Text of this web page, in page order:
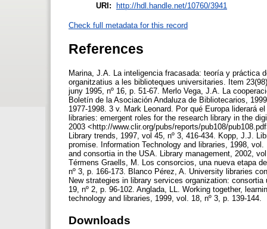
URI: http://hdl.handle.net/10760/3941
Check full metadata for this record
References
Marina, J.A. La inteligencia fracasada: teoría y práctica
organitzatius a les biblioteques universitaries. Item
juny 1995, nº 16, p. 51-67. Merlo Vega, J.A. La
Boletín de la Asociación Andaluza de Bibliotecarios,
1977-1998. 3 v. Mark Leonard. Por qué Europa liderará
libraries: emergent roles for the research library in the
2003 <http://www.clir.org/pubs/reports/pub108/
Library trends, 1997, vol 45, nº 3, 416-434. Kopp, J.J.
promise. Information Technology and libraries, 1998,
and consortia in the USA. Library management, 2002,
Térmens Graells, M. Los consorcios, una nueva etapa
nº 3, p. 166-173. Blanco Pérez, A. University libraries
New strategies in library services organization:
19, nº 2, p. 96-102. Anglada, LL. Working together,
technology and libraries, 1999, vol. 18, nº 3, p. 139-144.
Downloads